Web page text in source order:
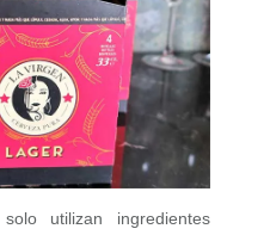
solo utilizan ingredientes